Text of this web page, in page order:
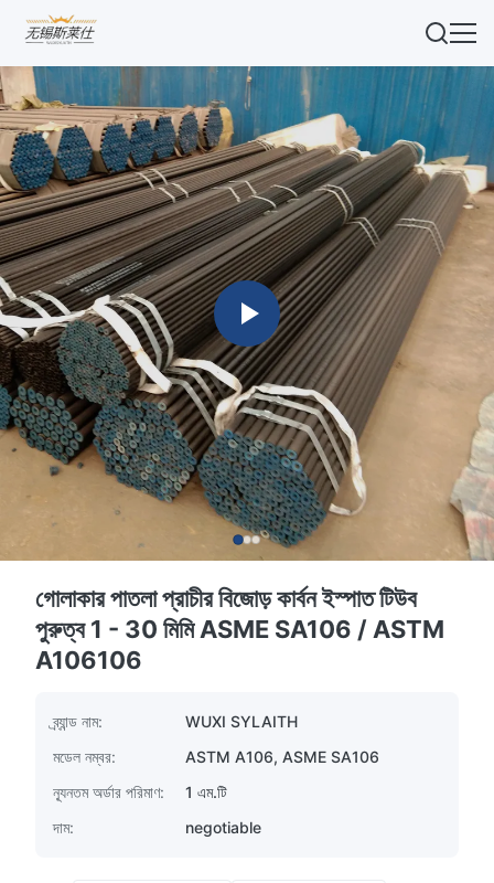
গোলাকার পাতলা প্রাচীর বিজোড় কার্বন ইস্পাত টিউব
পুরুত্ব 1 - 30 মিমি ASME SA106 / ASTM
A106106
ব্র্যান্ড নাম:
WUXI SYLAITH
মডেল নম্বর:
ASTM A106, ASME SA106
ন্যূনতম অর্ডার পরিমাণ:
1 এম.টি
দাম:
negotiable